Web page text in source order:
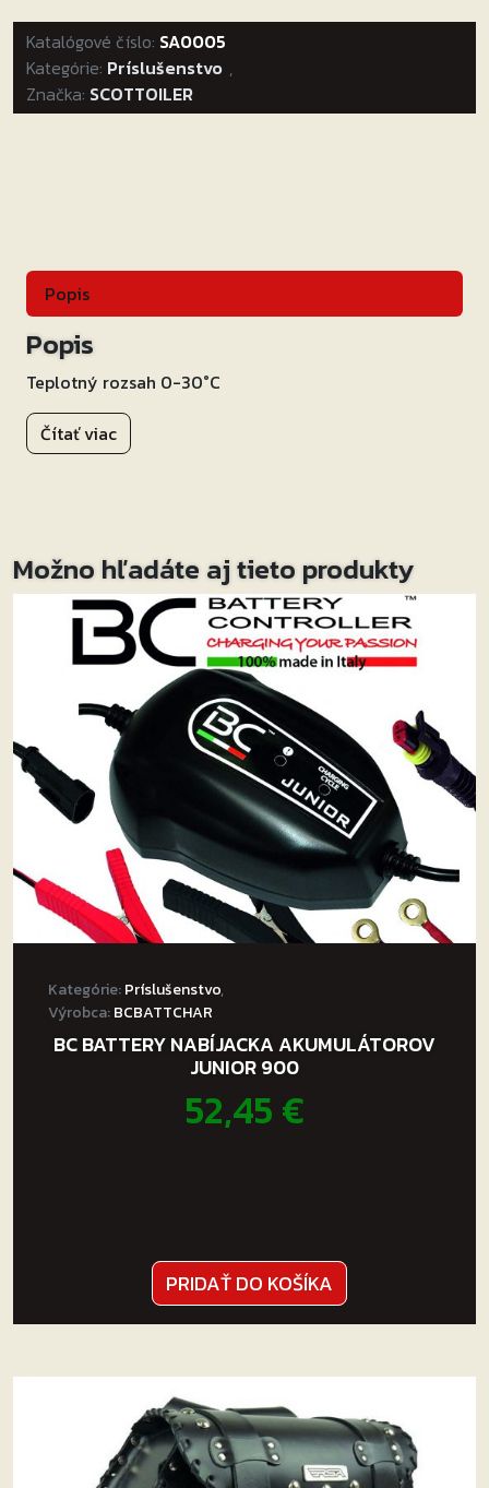
BLUE
500ML
Katalógové číslo: SA0005
Kategórie: Príslušenstvo ,
Značka: SCOTTOILER
Popis
Popis
Teplotný rozsah 0-30°C
Čítať viac
Možno hľadáte aj tieto produkty
Kategórie:Príslušenstvo,
Výrobca:BCBATTCHAR
BC BATTERY NABÍJACKA AKUMULÁTOROV
JUNIOR 900
52,45€
PRIDAŤ DO KOŠÍKA